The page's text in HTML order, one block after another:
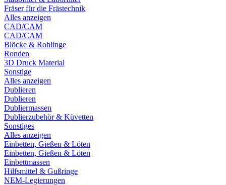
Fräser für die Frästechnik
Alles anzeigen
CAD/CAM
CAD/CAM
Blöcke & Rohlinge
Ronden
3D Druck Material
Sonstige
Alles anzeigen
Dublieren
Dublieren
Dubliermassen
Dublierzubehör & Küvetten
Sonstiges
Alles anzeigen
Einbetten, Gießen & Löten
Einbetten, Gießen & Löten
Einbettmassen
Hilfsmittel & Gußringe
NEM-Legierungen